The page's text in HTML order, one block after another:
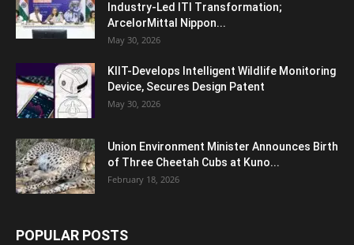
Industry-Led ITI Transformation;
ArcelorMittal Nippon...
May 30, 2026
KIIT-Develops Intelligent Wildlife Monitoring
Device, Secures Design Patent
May 30, 2026
Union Environment Minister Announces Birth
of Three Cheetah Cubs at Kuno...
February 18, 2026
POPULAR POSTS